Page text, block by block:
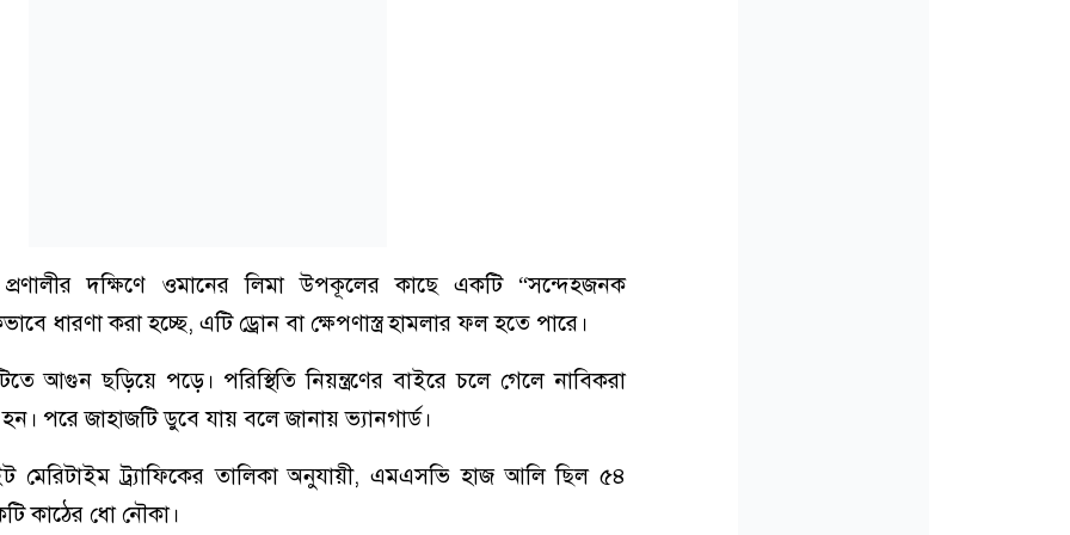
প্রণালীর দক্ষিণে ওমানের লিমা উপকূলের কাছে একটি “সন্দেহজনক
ধারণা করা হচ্ছে, এটি ড্রোন বা ক্ষেপণাস্ত্র হামলার ফল হতে পারে।
আগুন ছড়িয়ে পড়ে। পরিস্থিতি নিয়ন্ত্রণের বাইরে চলে গেলে নাবিকরা
পরে জাহাজটি ডুবে যায় বলে জানায় ভ্যানগার্ড।
মেরিটাইম ট্র্যাফিকের তালিকা অনুযায়ী, এমএসভি হাজ আলি ছিল ৫৪
কাঠের ধো নৌকা।